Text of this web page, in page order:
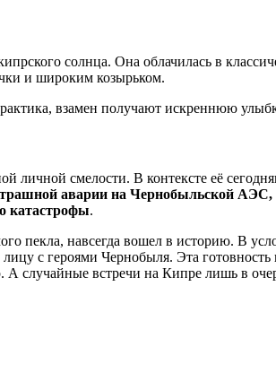
солнца. Она облачилась в
и широким козырьком.
взамен получают искреннюю
личной смелости. В контексте её
аварии на Чернобыльской АЭС,
катастрофы.
пекла, навсегда вошел в историю. В
с героями Чернобыля. Эта готовность
А случайные встречи на Кипре лишь в